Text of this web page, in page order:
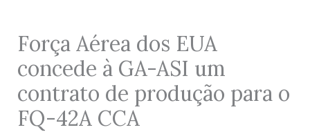
Força Aérea dos EUA
concede à GA-ASI um
contrato de produção para o
FQ-42A CCA